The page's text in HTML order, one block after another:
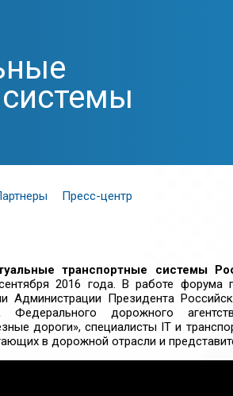
Пресс-центр
транспортные системы
2016 года. В работе форума
Администрации Президента
Федерального дорожного
дороги», специалисты IT и
в дорожной отрасли и